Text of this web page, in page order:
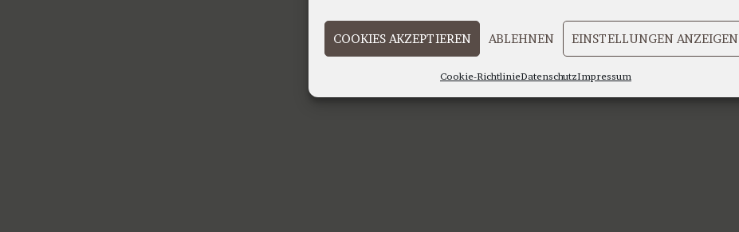
COOKIES AKZEPTIEREN ABLEHNEN EINSTELLUNGEN ANZEIGEN
Cookie-RichtlinieDatenschutzImpressum